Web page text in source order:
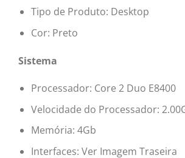
Tipo de Produto: Desktop
Cor: Preto
Sistema
Processador: Core 2 Duo E8400
Velocidade do Processador:
Memória: 4Gb
Interfaces: Ver Imagem Traseira